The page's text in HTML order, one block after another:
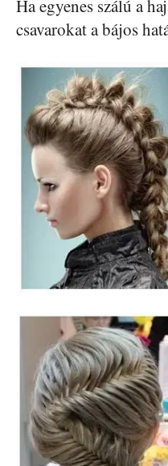
Ha egyenes szálú a
csavarokat a bájos